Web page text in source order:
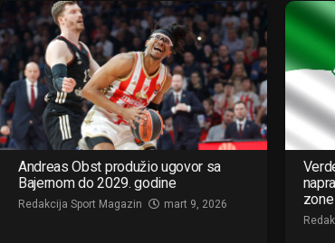
Andreas Obst produžio ugovor sa
Bajernom do 2029. godine
Redakcija Sport Magazin mart 9, 2026
zone